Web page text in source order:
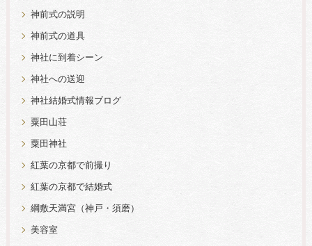
神前式の説明
神前式の道具
神社に到着シーン
神社への送迎
神社結婚式情報ブログ
粟田山荘
粟田神社
紅葉の京都で前撮り
紅葉の京都で結婚式
綱敷天満宮（神戸・須磨）
美容室